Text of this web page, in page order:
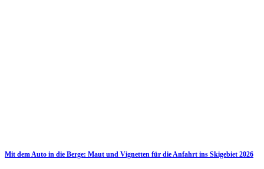
Mit dem Auto in die Berge: Maut und Vignetten für die Anfahrt ins Skigebiet 2026